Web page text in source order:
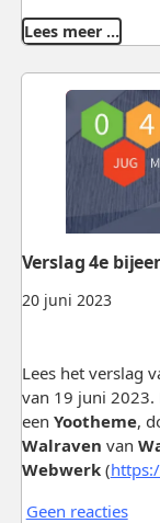
Lees meer …
20 juni 2023
Verslag 4e
Lees het verslag
van 19 juni 2023.
een Yootheme,
Walraven van
Webwerk (
Geen reacties